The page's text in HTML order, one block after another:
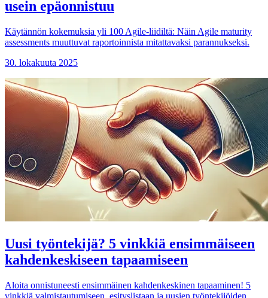
usein epäonnistuu
Käytännön kokemuksia yli 100 Agile-liidiltä: Näin Agile maturity
assessments muuttuvat raportoinnista mitattavaksi parannukseksi.
30. lokakuuta 2025
Uusi työntekijä? 5 vinkkiä ensimmäiseen
kahdenkeskiseen tapaamiseen
Aloita onnistuneesti ensimmäinen kahdenkeskinen tapaaminen! 5